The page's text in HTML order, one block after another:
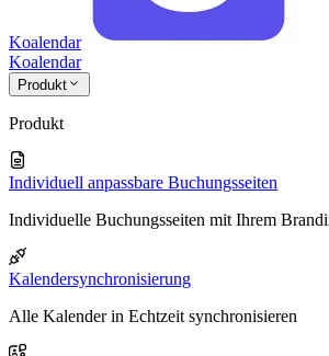
Koalendar
Koalendar
Produkt
Produkt
Individuell anpassbare Buchungsseiten
Individuelle Buchungsseiten mit Ihrem
Kalendersynchronisierung
Alle Kalender in Echtzeit synchronisieren